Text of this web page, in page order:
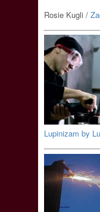
Rosie Kugli /
Lupinizam by